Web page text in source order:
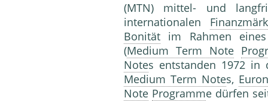
(MTN) mittel- und
internationalen
Bonität im Rahmen
(Medium Term Note
Notes entstanden 1972 in
Medium Term Notes,
Note Programme dürfen